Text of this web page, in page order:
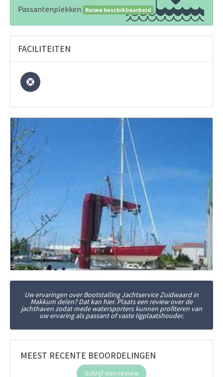
Passantenplekken Ruime beschikbaarheid
FACILITEITEN
Uw ervaringen over Bootstalling Jachtservice Zuidwaard in
Makkum delen? Dat kan hier. Plaats een review over de
jachthaven zodat mede watersporters kunnen profiteren van
uw ervaring als passant of vaste ligplaatshouder.
MEEST RECENTE BEOORDELINGEN
Schrijf een review